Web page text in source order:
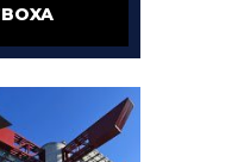
Moze juz